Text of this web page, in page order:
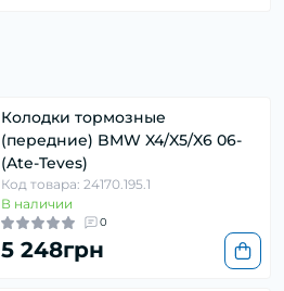
Колодки тормозные
(передние) BMW X4/X5/X6 06-
(Ate-Teves)
Код товара: 24170.195.1
В наличии
0
5 248грн